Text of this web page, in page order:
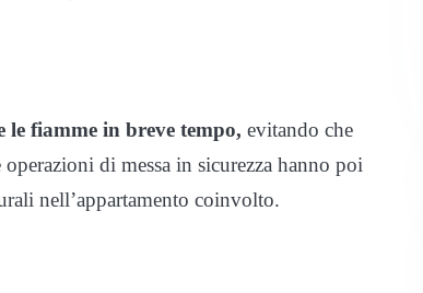
le fiamme in breve tempo, evitando che
di messa in sicurezza hanno poi
nell’appartamento coinvolto.